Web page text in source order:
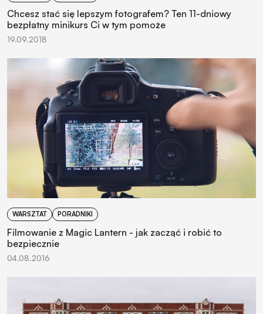
Chcesz stać się lepszym fotografem? Ten 11-dniowy
bezpłatny minikurs Ci w tym pomoże
19.09.2018
WARSZTAT PORADNIKI
Filmowanie z Magic Lantern - jak zacząć i robić to
bezpiecznie
04.08.2016